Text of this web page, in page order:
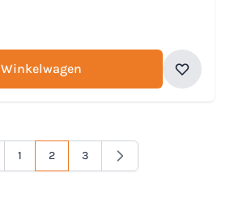
Winkelwagen
Pagina
1 Je lees momenteel pagina
2 Pagina
3